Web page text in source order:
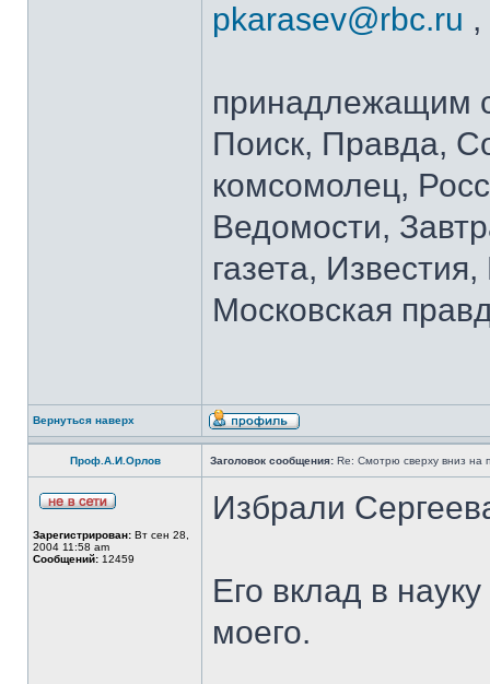
pkarasev@rbc.ru ,
принадлежащим
Поиск, Правда,
комсомолец,
Ведомости,
газета,
Московская
Вернуться наверх
Проф.А.И.Орлов Заголовок сообщения: Re: Смотрю сверху вниз на
Зарегистрирован: Вт сен 28,
2004 11:58 am
Сообщений: 12459
Избрали
Его вклад в
моего.